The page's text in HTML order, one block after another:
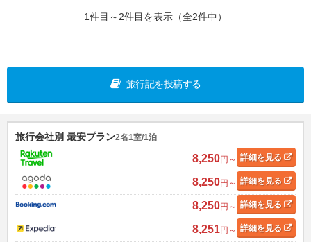
1件目～2件目を表示（全2件中）
旅行記を投稿する
旅行会社別 最安プラン2名1室/1泊
8,250円～ 詳細を見る
8,250円～ 詳細を見る
8,250円～ 詳細を見る
8,251円～ 詳細を見る